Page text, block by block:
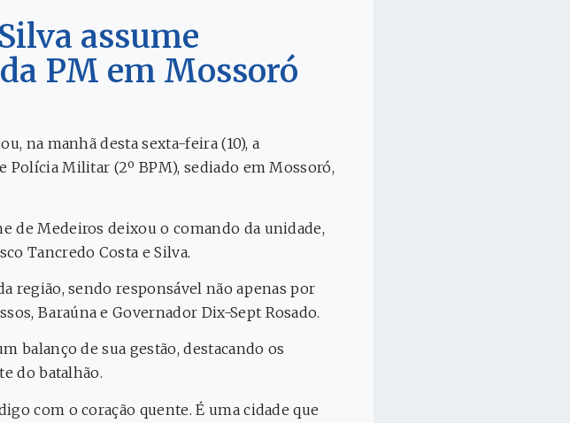
assume
PM em Mossoró
na manhã desta sexta-feira (10), a
Polícia Militar (2º BPM), sediado em Mossoró,
de Medeiros deixou o comando da unidade,
Tancredo Costa e Silva.
região, sendo responsável não apenas por
Baraúna e Governador Dix-Sept Rosado.
balanço de sua gestão, destacando os
do batalhão.
com o coração quente. É uma cidade que